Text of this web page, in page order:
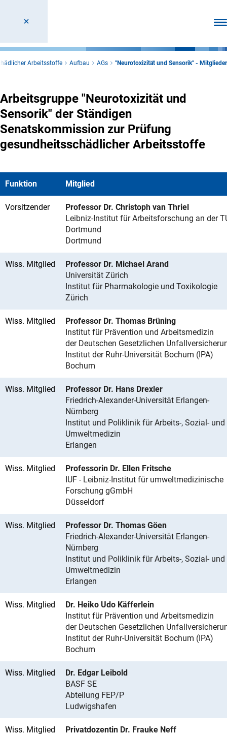
Arbeitsstoffe Aufbau AGs "Neurotoxizität und Sensorik" - Mitglieder
Arbeitsgruppe "Neurotoxizität und
Sensorik" der Ständigen
Senatskommission zur Prüfung
gesundheitsschädlicher Arbeitsstoffe
Funktion Mitglied
Vorsitzender
Professor Dr. Christoph van Thriel
Leibniz-Institut für Arbeitsforschung an der
Dortmund
Dortmund
Wiss. Mitglied
Professor Dr. Michael Arand
Universität Zürich
Institut für Pharmakologie und Toxikologie
Zürich
Wiss. Mitglied
Professor Dr. Thomas Brüning
Institut für Prävention und Arbeitsmedizin
der Deutschen Gesetzlichen
Institut der Ruhr-Universität Bochum (IPA)
Bochum
Wiss. Mitglied
Professor Dr. Hans Drexler
Friedrich-Alexander-Universität Erlangen-
Nürnberg
Institut und Poliklinik für Arbeits-, Sozial- und
Umweltmedizin
Erlangen
Wiss. Mitglied
Professorin Dr. Ellen Fritsche
IUF - Leibniz-Institut für umweltmedizinische
Forschung gGmbH
Düsseldorf
Wiss. Mitglied
Professor Dr. Thomas Göen
Friedrich-Alexander-Universität Erlangen-
Nürnberg
Institut und Poliklinik für Arbeits-, Sozial- und
Umweltmedizin
Erlangen
Wiss. Mitglied
Dr. Heiko Udo Käfferlein
Institut für Prävention und Arbeitsmedizin
der Deutschen Gesetzlichen
Institut der Ruhr-Universität Bochum (IPA)
Bochum
Wiss. Mitglied
Dr. Edgar Leibold
BASF SE
Abteilung FEP/P
Ludwigshafen
Wiss. Mitglied
Privatdozentin Dr. Frauke Neff